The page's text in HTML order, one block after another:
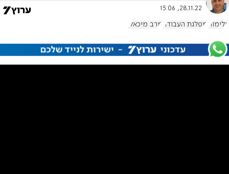
28.11.22, 15:06
אלימות מפלגת העבודה מרב מיכאלי